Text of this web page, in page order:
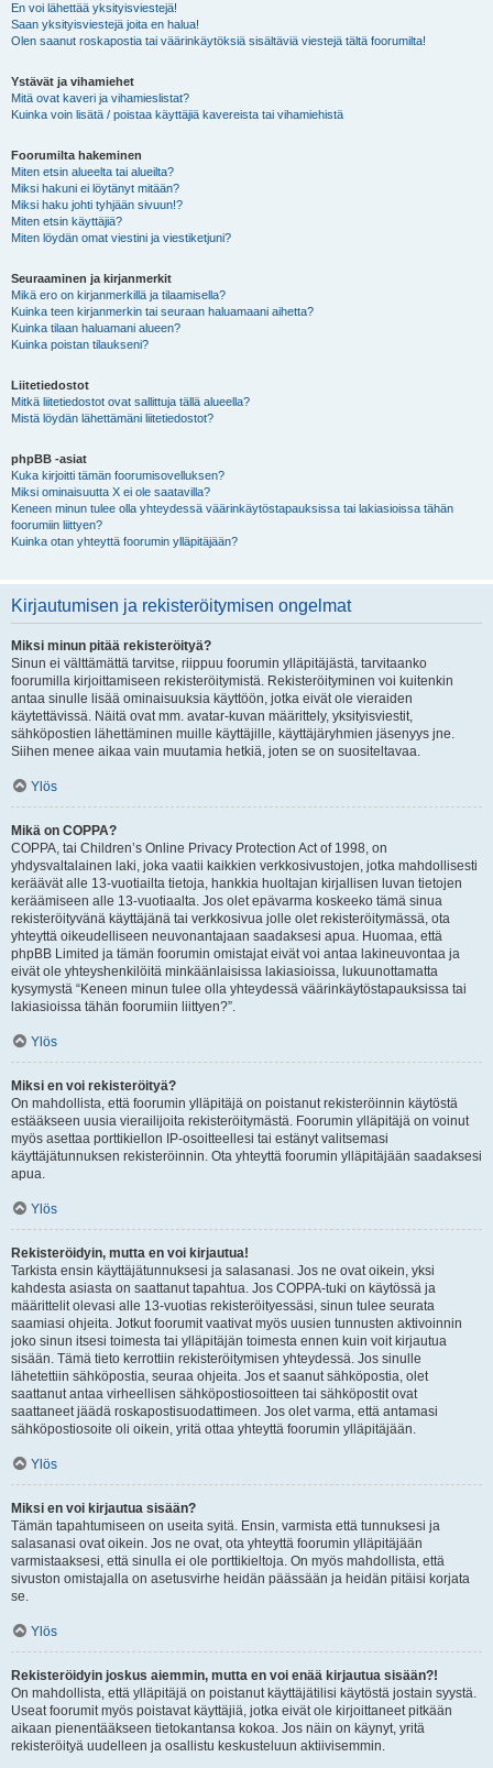
En voi lähettää yksityisviestejä!
Saan yksityisviestejä joita en halua!
Olen saanut roskapostia tai väärinkäytöksiä sisältäviä viestejä tältä foorumilta!
Ystävät ja vihamiehet
Mitä ovat kaveri ja vihamieslistat?
Kuinka voin lisätä / poistaa käyttäjiä kavereista tai vihamiehistä
Foorumilta hakeminen
Miten etsin alueelta tai alueilta?
Miksi hakuni ei löytänyt mitään?
Miksi haku johti tyhjään sivuun!?
Miten etsin käyttäjiä?
Miten löydän omat viestini ja viestiketjuni?
Seuraaminen ja kirjanmerkit
Mikä ero on kirjanmerkillä ja tilaamisella?
Kuinka teen kirjanmerkin tai seuraan haluamaani aihetta?
Kuinka tilaan haluamani alueen?
Kuinka poistan tilaukseni?
Liitetiedostot
Mitkä liitetiedostot ovat sallittuja tällä alueella?
Mistä löydän lähettämäni liitetiedostot?
phpBB -asiat
Kuka kirjoitti tämän foorumisovelluksen?
Miksi ominaisuutta X ei ole saatavilla?
Keneen minun tulee olla yhteydessä väärinkäytöstapauksissa tai lakiasioissa tähän
foorumiin liittyen?
Kuinka otan yhteyttä foorumin ylläpitäjään?
Kirjautumisen ja rekisteröitymisen ongelmat
Miksi minun pitää rekisteröityä?
Sinun ei välttämättä tarvitse, riippuu foorumin ylläpitäjästä, tarvitaanko
foorumilla kirjoittamiseen rekisteröitymistä. Rekisteröityminen voi kuitenkin
antaa sinulle lisää ominaisuuksia käyttöön, jotka eivät ole vieraiden
käytettävissä. Näitä ovat mm. avatar-kuvan määrittely, yksityisviestit,
sähköpostien lähettäminen muille käyttäjille, käyttäjäryhmien jäsenyys jne.
Siihen menee aikaa vain muutamia hetkiä, joten se on suositeltavaa.
Ylös
Mikä on COPPA?
COPPA, tai Children’s Online Privacy Protection Act of 1998, on
yhdysvaltalainen laki, joka vaatii kaikkien verkkosivustojen, jotka mahdollisesti
keräävät alle 13-vuotiailta tietoja, hankkia huoltajan kirjallisen luvan tietojen
keräämiseen alle 13-vuotiaalta. Jos olet epävarma koskeeko tämä sinua
rekisteröityvänä käyttäjänä tai verkkosivua jolle olet rekisteröitymässä, ota
yhteyttä oikeudelliseen neuvonantajaan saadaksesi apua. Huomaa, että
phpBB Limited ja tämän foorumin omistajat eivät voi antaa lakineuvontaa ja
eivät ole yhteyshenkilöitä minkäänlaisissa lakiasioissa, lukuunottamatta
kysymystä “Keneen minun tulee olla yhteydessä väärinkäytöstapauksissa tai
lakiasioissa tähän foorumiin liittyen?”.
Ylös
Miksi en voi rekisteröityä?
On mahdollista, että foorumin ylläpitäjä on poistanut rekisteröinnin käytöstä
estääkseen uusia vierailijoita rekisteröitymästä. Foorumin ylläpitäjä on voinut
myös asettaa porttikiellon IP-osoitteellesi tai estänyt valitsemasi
käyttäjätunnuksen rekisteröinnin. Ota yhteyttä foorumin ylläpitäjään saadaksesi
apua.
Ylös
Rekisteröidyin, mutta en voi kirjautua!
Tarkista ensin käyttäjätunnuksesi ja salasanasi. Jos ne ovat oikein, yksi
kahdesta asiasta on saattanut tapahtua. Jos COPPA-tuki on käytössä ja
määrittelit olevasi alle 13-vuotias rekisteröityessäsi, sinun tulee seurata
saamiasi ohjeita. Jotkut foorumit vaativat myös uusien tunnusten aktivoinnin
joko sinun itsesi toimesta tai ylläpitäjän toimesta ennen kuin voit kirjautua
sisään. Tämä tieto kerrottiin rekisteröitymisen yhteydessä. Jos sinulle
lähetettiin sähköpostia, seuraa ohjeita. Jos et saanut sähköpostia, olet
saattanut antaa virheellisen sähköpostiosoitteen tai sähköpostit ovat
saattaneet jäädä roskapostisuodattimeen. Jos olet varma, että antamasi
sähköpostiosoite oli oikein, yritä ottaa yhteyttä foorumin ylläpitäjään.
Ylös
Miksi en voi kirjautua sisään?
Tämän tapahtumiseen on useita syitä. Ensin, varmista että tunnuksesi ja
salasanasi ovat oikein. Jos ne ovat, ota yhteyttä foorumin ylläpitäjään
varmistaaksesi, että sinulla ei ole porttikieltoja. On myös mahdollista, että
sivuston omistajalla on asetusvirhe heidän päässään ja heidän pitäisi korjata
se.
Ylös
Rekisteröidyin joskus aiemmin, mutta en voi enää kirjautua sisään?!
On mahdollista, että ylläpitäjä on poistanut käyttäjätilisi käytöstä jostain syystä.
Useat foorumit myös poistavat käyttäjiä, jotka eivät ole kirjoittaneet pitkään
aikaan pienentääkseen tietokantansa kokoa. Jos näin on käynyt, yritä
rekisteröityä uudelleen ja osallistu keskusteluun aktiivisemmin.